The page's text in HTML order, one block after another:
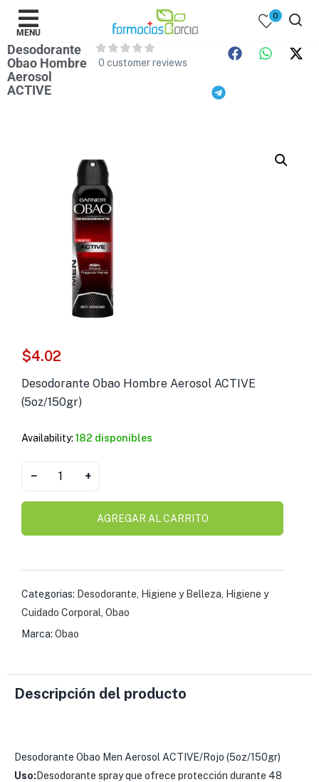
y Suplementos )
MENU
0
Desodorante
Obao Hombre
Aerosol
ACTIVE
0 customer reviews
$4.02
Desodorante Obao Hombre Aerosol ACTIVE
(5oz/150gr)
Availability: 182 disponibles
− +
AGREGAR AL CARRITO
Categorias: Desodorante Higiene y Belleza
Higiene y
Cuidado Corporal Obao
Marca: Obao
Descripción del producto
Desodorante Obao Men Aerosol ACTIVE/Rojo (5oz/150gr)
Uso: Desodorante spray que ofrece protección durante 48